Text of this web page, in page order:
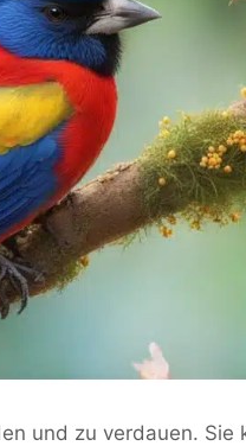
und zu verdauen. Sie